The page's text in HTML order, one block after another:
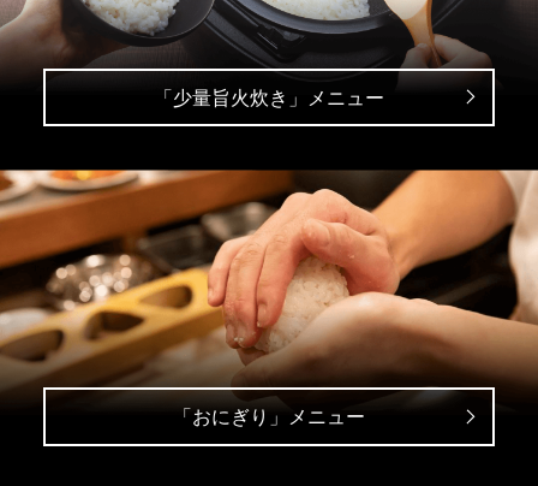
「少量旨火炊き」メニュー
「おにぎり」メニュー